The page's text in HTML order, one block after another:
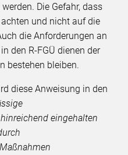
Die Gefahr, dass
und nicht auf die
die Anforderungen an
den R-FGÜ dienen der
bestehen bleiben.
diese Anweisung in den
eingehalten